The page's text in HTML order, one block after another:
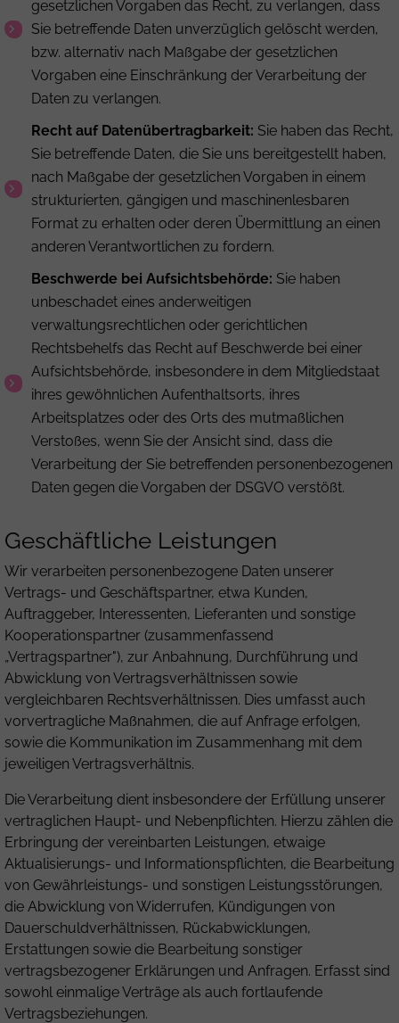
gesetzlichen Vorgaben das Recht, zu verlangen, dass
Sie betreffende Daten unverzüglich gelöscht werden,
bzw. alternativ nach Maßgabe der gesetzlichen
Vorgaben eine Einschränkung der Verarbeitung der
Daten zu verlangen.
Recht auf Datenübertragbarkeit: Sie haben das Recht,
Sie betreffende Daten, die Sie uns bereitgestellt haben,
nach Maßgabe der gesetzlichen Vorgaben in einem
strukturierten, gängigen und maschinenlesbaren
Format zu erhalten oder deren Übermittlung an einen
anderen Verantwortlichen zu fordern.
Beschwerde bei Aufsichtsbehörde: Sie haben
unbeschadet eines anderweitigen
verwaltungsrechtlichen oder gerichtlichen
Rechtsbehelfs das Recht auf Beschwerde bei einer
Aufsichtsbehörde, insbesondere in dem Mitgliedstaat
ihres gewöhnlichen Aufenthaltsorts, ihres
Arbeitsplatzes oder des Orts des mutmaßlichen
Verstoßes, wenn Sie der Ansicht sind, dass die
Verarbeitung der Sie betreffenden personenbezogenen
Daten gegen die Vorgaben der DSGVO verstößt.
Geschäftliche Leistungen
Wir verarbeiten personenbezogene Daten unserer
Vertrags- und Geschäftspartner, etwa Kunden,
Auftraggeber, Interessenten, Lieferanten und sonstige
Kooperationspartner (zusammenfassend
„Vertragspartner"), zur Anbahnung, Durchführung und
Abwicklung von Vertragsverhältnissen sowie
vergleichbaren Rechtsverhältnissen. Dies umfasst auch
vorvertragliche Maßnahmen, die auf Anfrage erfolgen,
sowie die Kommunikation im Zusammenhang mit dem
jeweiligen Vertragsverhältnis.
Die Verarbeitung dient insbesondere der Erfüllung unserer
vertraglichen Haupt- und Nebenpflichten. Hierzu zählen die
Erbringung der vereinbarten Leistungen, etwaige
Aktualisierungs- und Informationspflichten, die Bearbeitung
von Gewährleistungs- und sonstigen Leistungsstörungen,
die Abwicklung von Widerrufen, Kündigungen von
Dauerschuldverhältnissen, Rückabwicklungen,
Erstattungen sowie die Bearbeitung sonstiger
vertragsbezogener Erklärungen und Anfragen. Erfasst sind
sowohl einmalige Verträge als auch fortlaufende
Vertragsbeziehungen.